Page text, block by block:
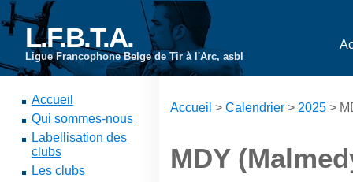
L.F.B.T.A.
Ligue Francophone Belge de Tir à l'Arc, asbl
Accueil
Qui sommes-nous
Labellisation des
clubs
Les clubs
Accueil > Calendrier> 2025>
MDY